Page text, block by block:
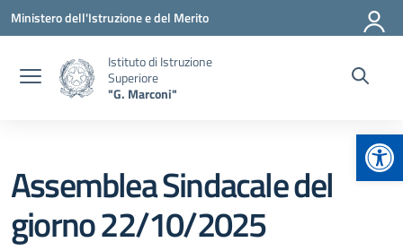
Vai ai contenuti
Vai al menu di navigazione
Vai al footer
Ministero dell'Istruzione e del Merito
Istituto di Istruzione
Superiore
"G. Marconi"
Assemblea Sindacale del
giorno 22/10/2025